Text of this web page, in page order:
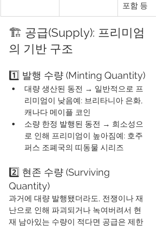
포함 등
🏗️ 공급(Supply): 프리미엄
의 기반 구조
1️⃣ 발행 수량 (Minting Quantity)
대량 생산된 동전 → 일반적으로 프
리미엄이 낮음예: 브리타니아 은화,
캐나다 메이플 코인
소량 한정 발행된 동전 → 희소성으
로 인해 프리미엄이 높아짐예: 호주
퍼스 조폐국의 띠동물 시리즈
2️⃣ 현존 수량 (Surviving
Quantity)
과거에 대량 발행됐더라도, 전쟁이나 재
난으로 인해 파괴되거나 녹여버려서 현
재 남아있는 수량이 적다면 공급은 제한